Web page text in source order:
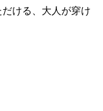
ける、大人が穿け